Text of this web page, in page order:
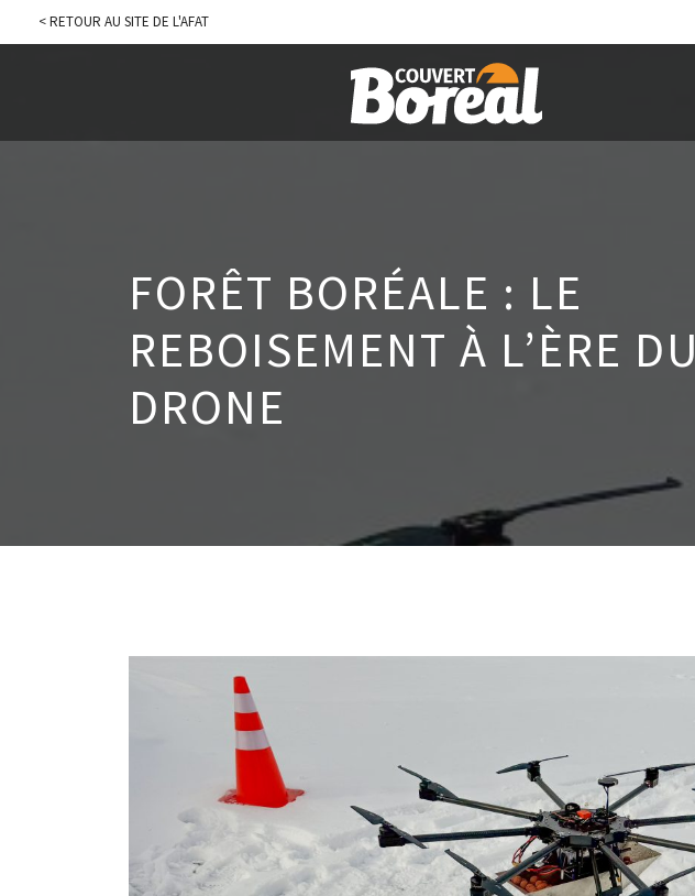
< RETOUR AU SITE DE L'AFAT
FORÊT BORÉALE : LE
REBOISEMENT À L’ÈRE DU
DRONE